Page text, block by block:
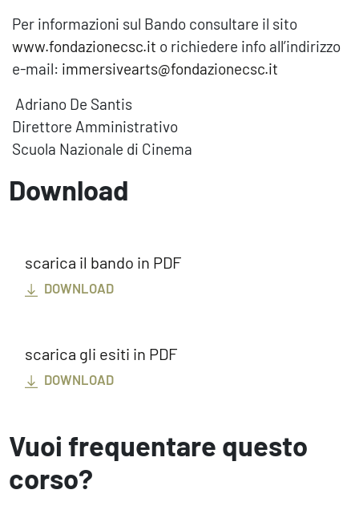
Per informazioni sul Bando consultare il sito
www.fondazionecsc.it o richiedere info all’indirizzo
e-mail: immersivearts@fondazionecsc.it
Adriano De Santis
Direttore Amministrativo
Scuola Nazionale di Cinema
Download
scarica il bando in PDF
DOWNLOAD
scarica gli esiti in PDF
DOWNLOAD
Vuoi frequentare questo
corso?